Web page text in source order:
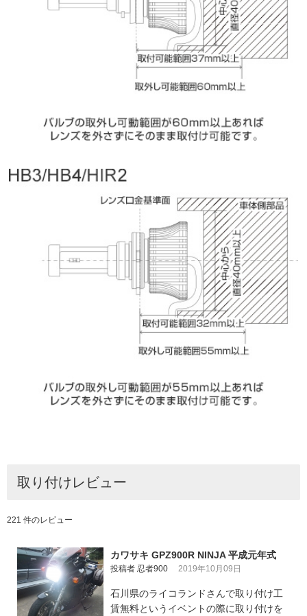
取り付けレビュー
221 件のレビュー
カワサキ GPZ900R NINJA 平成元年式
投稿者 忍者900 2019年10月09日
石川県のライコランドさんで取り付け工
賃無料というイベントの際に取り付けを